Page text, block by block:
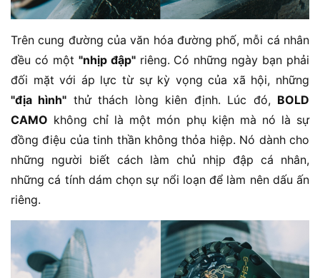
Trên cung đường của văn hóa đường phố, mỗi cá nhân
đều có một "nhịp đập"riêng. Có những ngày bạn phải
đối mặt với áp lực từ sự kỳ vọng của xã hội, những
"địa hình" thử thách lòng kiên định. Lúc đó, BOLD
CAMO không chỉ là một món phụ kiện mà nó là sự
đồng điệu của tinh thần không thỏa hiệp. Nó dành cho
những người biết cách làm chủ nhịp đập cá nhân,
những cá tính dám chọn sự nổi loạn để làm nên dấu ấn
riêng.